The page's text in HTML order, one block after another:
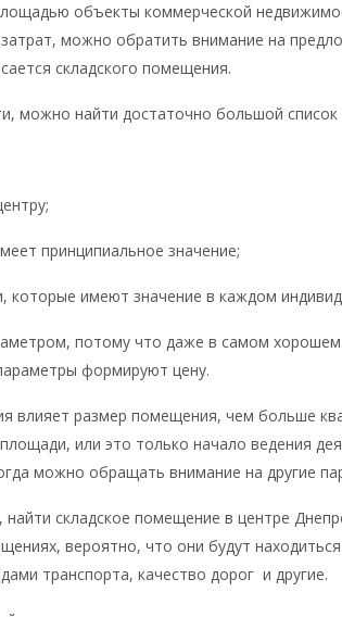
объекты коммерческой
можно обратить внимание на
складского помещения.
можно найти достаточно большой
принципиальное значение;
которые имеют значение в каждом
потому что даже в самом
формируют цену.
влияет размер помещения, чем больше
или это только начало ведения
можно обращать внимание на другие
складское помещение в центре
вероятно, что они будут
транспорта, качество дорог и другие.